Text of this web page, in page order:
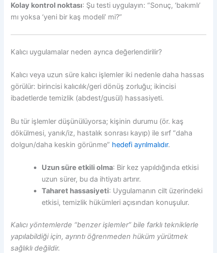
Kolay kontrol noktası: Şu testi uygulayın: “Sonuç, ‘bakımlı’
mı yoksa ‘yeni bir kaş modeli’ mi?”
Kalıcı uygulamalar neden ayrıca değerlendirilir?
Kalıcı veya uzun süre kalıcı işlemler iki nedenle daha hassas
görülür: birincisi kalıcılık/geri dönüş zorluğu; ikincisi
ibadetlerde temizlik (abdest/gusül) hassasiyeti.
Bu tür işlemler düşünülüyorsa; kişinin durumu (ör. kaş
dökülmesi, yanık/iz, hastalık sonrası kayıp) ile sırf “daha
dolgun/daha keskin görünme” hedefi ayrılmalıdır.
Uzun süre etkili olma: Bir kez yapıldığında etkisi
uzun sürer, bu da ihtiyatı artırır.
Taharet hassasiyeti: Uygulamanın cilt üzerindeki
etkisi, temizlik hükümleri açısından konuşulur.
Kalıcı yöntemlerde “benzer işlemler” bile farklı tekniklerle
yapılabildiği için, ayrıntı öğrenmeden hüküm yürütmek
sağlıklı değildir.